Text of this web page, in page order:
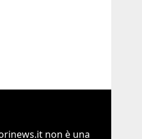
non è una